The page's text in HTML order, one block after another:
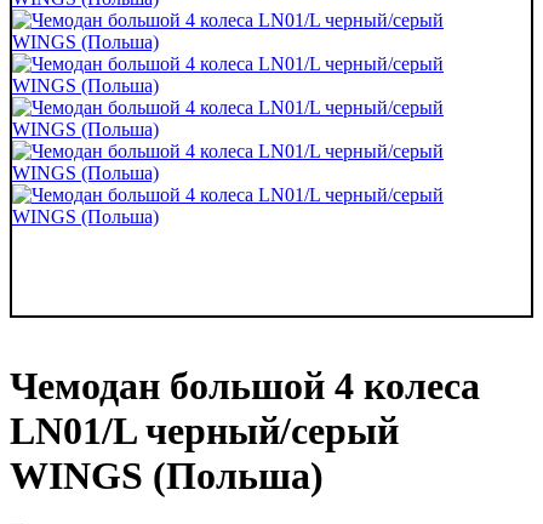
Чемодан большой 4 колеса
LN01/L черный/серый
WINGS (Польша)